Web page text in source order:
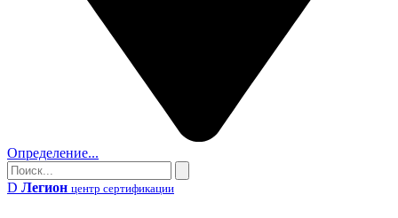
Определение...
Поиск
Поиск
D Легион центр сертификации